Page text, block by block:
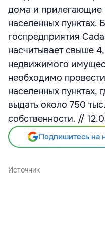
дома и прилегающие
населенных пунктах.
госпредприятия
насчитывает свыше
недвижимого
необходимо
населенных пунктах,
выдать около 750
собственности. //
Подпишитесь на
Источник